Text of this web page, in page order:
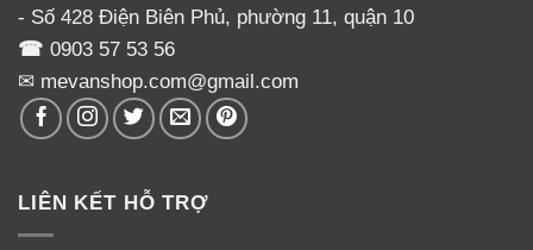
- Số 428 Điện Biên Phủ, phường 11, quận 10
☎ 0903 57 53 56
✉ mevanshop.com@gmail.com
LIÊN KẾT HỖ TRỢ